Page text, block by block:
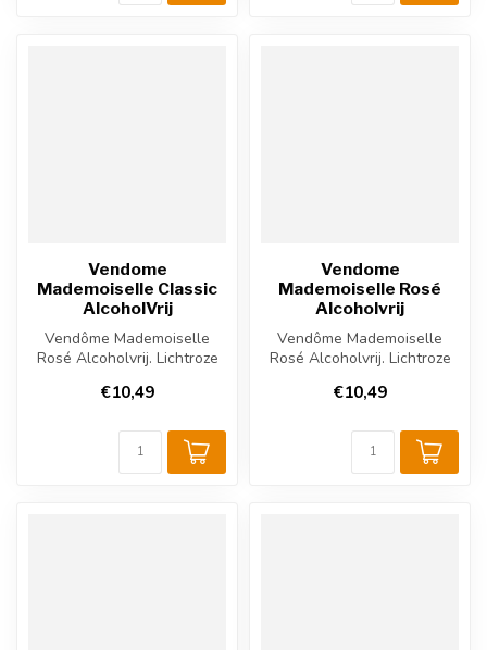
Vendome
Mademoiselle Classic
AlcoholVrij
Vendôme Mademoiselle
Rosé Alcoholvrij. Lichtroze
appel en r...
€10,49
Vendome
Mademoiselle Rosé
Alcoholvrij
Vendôme Mademoiselle
Rosé Alcoholvrij. Lichtroze
fruit...
€10,49